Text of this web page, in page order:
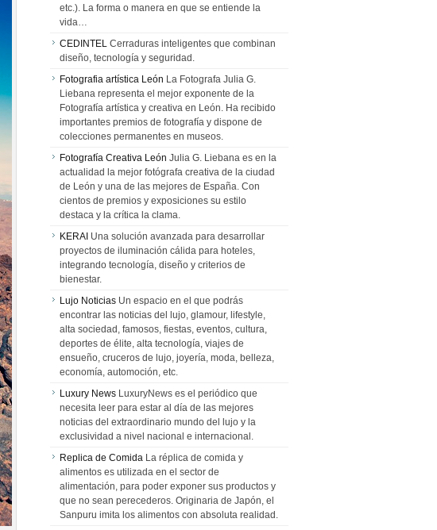
etc.). La forma o manera en que se entiende la
vida…
CEDINTEL Cerraduras inteligentes que combinan
diseño, tecnología y seguridad.
Fotografia artística León La Fotografa Julia G.
Liebana representa el mejor exponente de la
Fotografía artística y creativa en León. Ha recibido
importantes premios de fotografía y dispone de
colecciones permanentes en museos.
Fotografía Creativa León Julia G. Liebana es en la
actualidad la mejor fotógrafa creativa de la ciudad
de León y una de las mejores de España. Con
cientos de premios y exposiciones su estilo
destaca y la crítica la clama.
KERAI Una solución avanzada para desarrollar
proyectos de iluminación cálida para hoteles,
integrando tecnología, diseño y criterios de
bienestar.
Lujo Noticias Un espacio en el que podrás
encontrar las noticias del lujo, glamour, lifestyle,
alta sociedad, famosos, fiestas, eventos, cultura,
deportes de élite, alta tecnología, viajes de
ensueño, cruceros de lujo, joyería, moda, belleza,
economía, automoción, etc.
Luxury News LuxuryNews es el periódico que
necesita leer para estar al día de las mejores
noticias del extraordinario mundo del lujo y la
exclusividad a nivel nacional e internacional.
Replica de Comida La réplica de comida y
alimentos es utilizada en el sector de
alimentación, para poder exponer sus productos y
que no sean perecederos. Originaria de Japón, el
Sanpuru imita los alimentos con absoluta realidad.